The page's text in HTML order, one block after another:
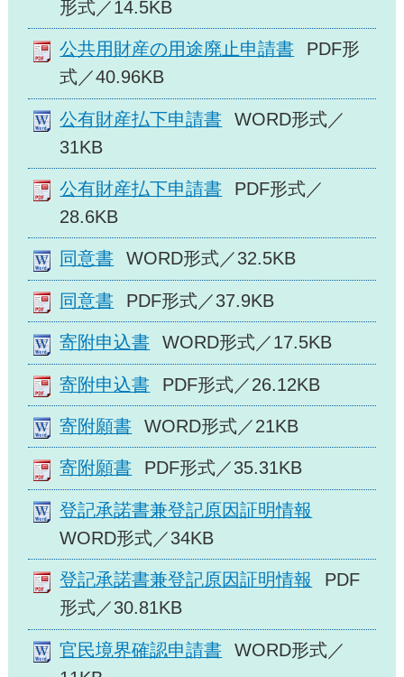
形式／14.5KB
公共用財産の用途廃止申請書
PDF形
式／40.96KB
公有財産払下申請書
WORD形式／
31KB
公有財産払下申請書
PDF形式／
28.6KB
同意書 WORD形式／32.5KB
同意書 PDF形式／37.9KB
寄附申込書 WORD形式／17.5KB
寄附申込書 PDF形式／26.12KB
寄附願書 WORD形式／21KB
寄附願書 PDF形式／35.31KB
登記承諾書兼登記原因証明情報
WORD形式／34KB
登記承諾書兼登記原因証明情報
PDF
形式／30.81KB
官民境界確認申請書
WORD形式／